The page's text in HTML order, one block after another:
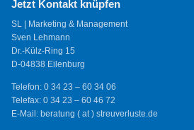
Jetzt Kontakt knüpfen
SL | Marketing & Management
Sven Lehmann
Dr.-Külz-Ring 15
D-04838 Eilenburg
Telefon: 0 34 23 – 60 34 06
Telefax: 0 34 23 – 60 46 72
E-Mail: beratung ( at ) streuverluste.de